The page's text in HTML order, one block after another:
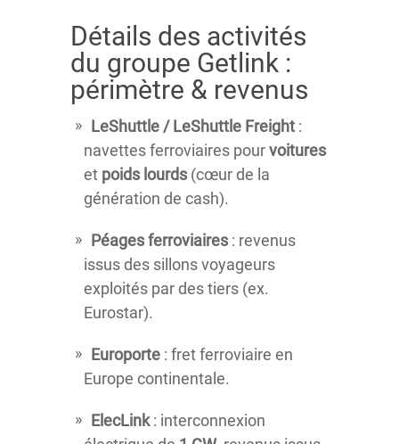
Détails des activités
du groupe Getlink :
périmètre & revenus
LeShuttle / LeShuttle Freight :
navettes ferroviaires pourvoitures
et poids lourds (cœur de la
génération de cash).
Péages ferroviaires : revenus
issus des sillons voyageurs
exploités par des tiers (ex.
Eurostar).
Europorte : fret ferroviaire en
Europe continentale.
ElecLink: interconnexion